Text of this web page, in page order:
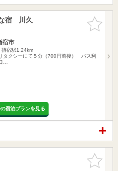
お気に入
りに追加
宿 川久
宿市
指宿駅1.24km
タクシーにて５分（700円前後） バス利
…
宿泊プランを見る
お気に入
りに追加